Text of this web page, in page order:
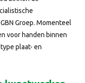
Groep. Momenteel
voor handen binnen
plaat- en